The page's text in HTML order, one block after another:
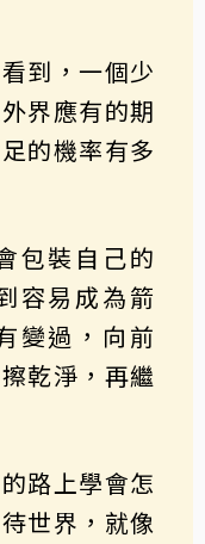
到，一個少
界應有的期
的機率有多
包裝自己的
容易成為箭
變過，向前
乾淨，再繼
路上學會怎
世界，就像